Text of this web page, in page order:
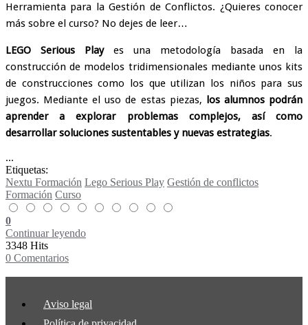
Herramienta para la Gestión de Conflictos. ¿Quieres conocer
más sobre el curso? No dejes de leer…
LEGO Serious Playes una metodología basada en la
construcción de modelos tridimensionales mediante unos kits
de construcciones como los que utilizan los niños para sus
juegos. Mediante el uso de estas piezas, los alumnos podrán
aprender a explorar problemas complejos, así como
desarrollar soluciones sustentables y nuevas estrategias.
...
Etiquetas:
Nextu Formación Lego Serious Play Gestión de conflictos
Formación Curso
0
Continuar leyendo
3348 Hits
0 Comentarios
Aviso legal